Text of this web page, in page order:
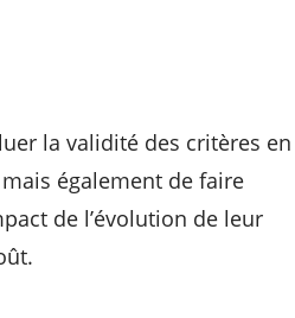
la validité des critères en
également de faire
de l’évolution de leur